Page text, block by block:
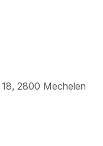
2800 Mechelen